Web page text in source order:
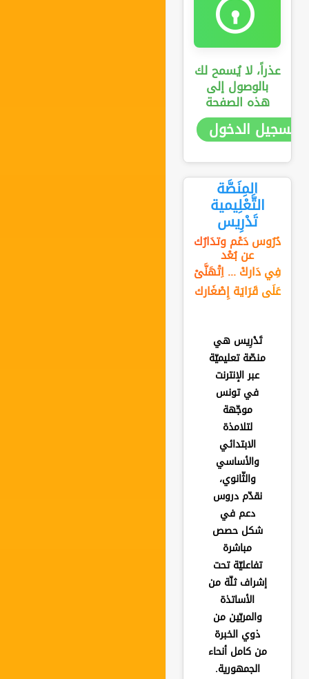
عذراً، لا يُسمح لك
بالوصول إلى
هذه الصفحة
تسجيل الدخول
المِنَصَّة
التَّعْلِيمية
تَدْرِيس
دُرُوس دَعْم وتدَارُك
عن بُعْد
فِي دَاركْ ... اِتْهَنَّىْ
عَلَى قَرَايَة إِصْغَارك
تَدْرِيس هي
منصّة تعليميّة
عبر الإنترنت
في تونس
موجّهة
لتلامذة
الابتدائي
والأساسي
والثّانوي،
نقدّم دروس
دعم في
شكل حصص
مباشرة
تفاعليّة تحت
إشراف ثلّة من
الأساتذة
والمربّين من
ذوي الخبرة
من كامل أنحاء
الجمهورية.